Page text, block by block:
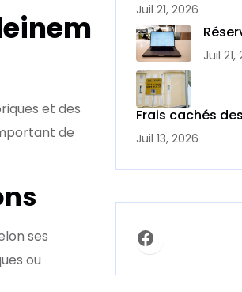
et des
de
ses
ou
Juil 21, 2026
Juil 21,
Frais cachés
Juil 13, 2026